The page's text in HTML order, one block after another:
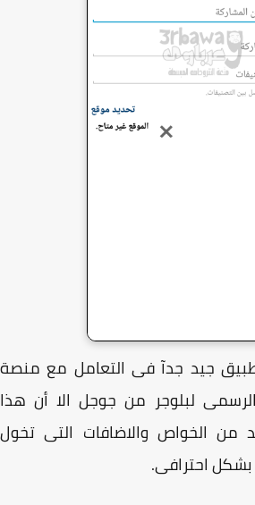
جيد جدآ فى التعامل مع منصة
لبلوجر من جوجل الا أن هذا
الخواص والاضافات التى تخول
احترافى.